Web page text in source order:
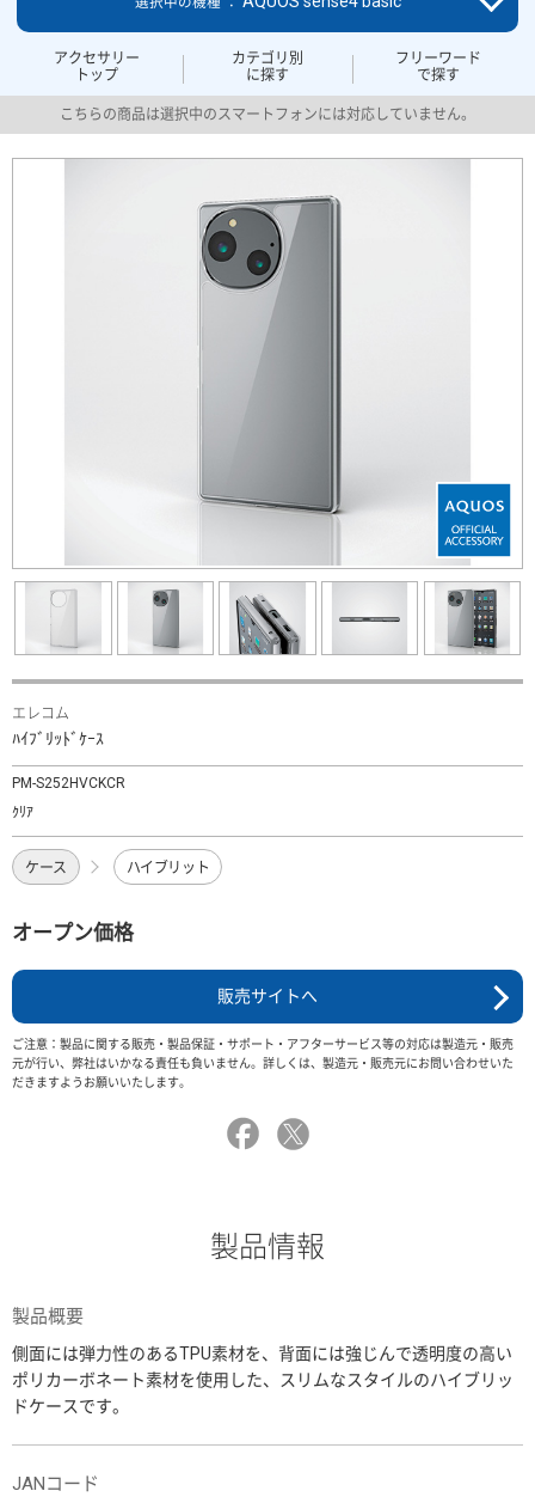
アクセサリー
トップ
カテゴリ別
に探す
フリーワード
で探す
こちらの商品は選択中のスマートフォンには対応していません。
エレコム
ﾊｲﾌﾞﾘｯﾄﾞｹｰｽ
PM-S252HVCKCR
ｸﾘｱ
ケース ハイブリット
オープン価格
販売サイトへ
ご注意：製品に関する販売・製品保証・サポート・アフターサービス等の対応は製造元・販売
元が行い、弊社はいかなる責任も負いません。詳しくは、製造元・販売元にお問い合わせいた
だきますようお願いいたします。
製品情報
製品概要
側面には弾力性のあるTPU素材を、背面には強じんで透明度の高い
ポリカーボネート素材を使用した、スリムなスタイルのハイブリッ
ドケースです。
JANコード